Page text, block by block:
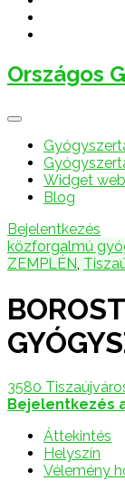
Országos
Widget
Blog
Bejelentkezés
közforgalmú
ZEMPLÉN,
3580
Bejelentkezés
Áttekintés
Helyszín
Vélemény